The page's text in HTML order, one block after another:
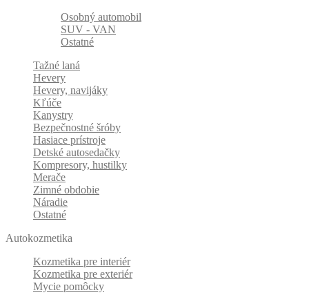
Osobný automobil
SUV - VAN
Ostatné
Tažné laná
Hevery
Hevery, navijáky
Kľúče
Kanystry
Bezpečnostné šróby
Hasiace prístroje
Detské autosedačky
Kompresory, hustilky
Merače
Zimné obdobie
Náradie
Ostatné
Autokozmetika
Kozmetika pre interiér
Kozmetika pre exteriér
Mycie pomôcky